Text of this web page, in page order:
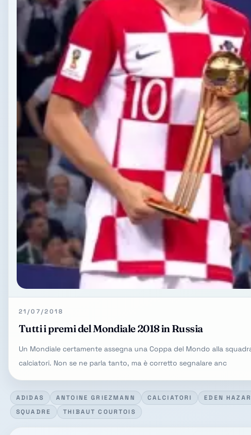
21/07/2018
Tutti i premi del Mondiale 2018 in Russia
Un Mondiale certamente assegna una Coppa del Mondo alla
calciatori. Non se ne parla tanto, ma è corretto segnalare anc
ADIDAS ANTOINE GRIEZMANN CALCIATORI EDEN
SQUADRE
THIBAUT COURTOIS